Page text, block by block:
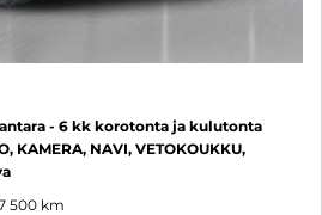
- 6 kk korotonta ja kulutonta
KAMERA, NAVI, VETOKOUKKU,
500 km